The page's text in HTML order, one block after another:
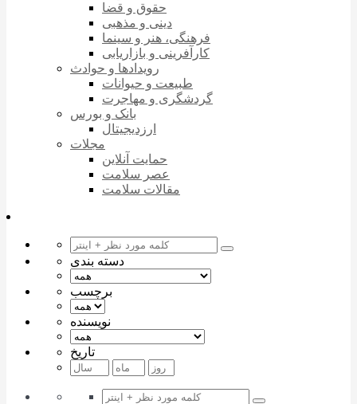
حقوق و قضا
دینی و مذهبی
فرهنگی، هنر و سینما
کارآفرینی و بازاریابی
رویدادها و حوادث
طبیعت و حیوانات
گردشگری و مهاجرت
بانک و بورس
ارزدیجیتال
مجلات
حمایت آنلاین
عصر سلامت
مقالات سلامت
دسته بندی
برچسب
نویسنده
تاریخ